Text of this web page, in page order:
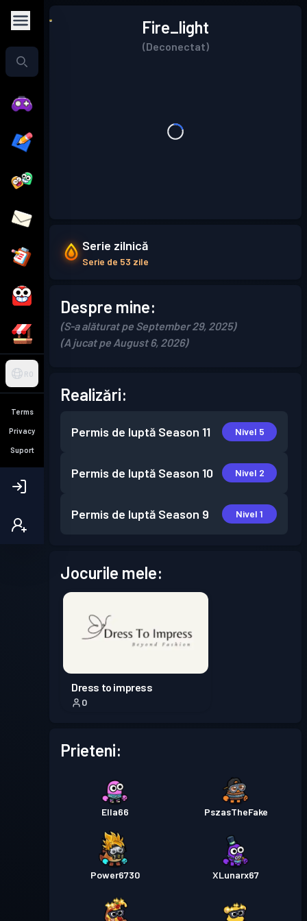
RO
Terms
Privacy
Suport
Fire_light
(Deconectat)
Serie zilnică
Serie de 53 zile
Despre mine:
(S-a alăturat pe September 29, 2025)
(A jucat pe August 6, 2026)
Realizări:
Permis de luptă Season 11 Nivel 5
Permis de luptă Season 10 Nivel 2
Permis de luptă Season 9 Nivel 1
Jocurile mele:
Dress to impress
0
Prieteni:
Ella66 PszasTheFake
Power6730 XLunarx67